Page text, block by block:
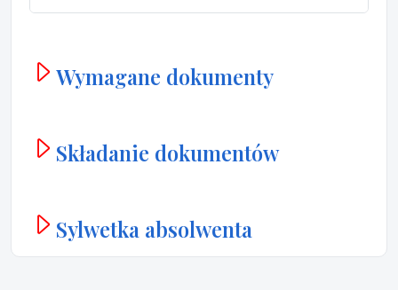
Wymagane dokumenty
Składanie dokumentów
Sylwetka absolwenta